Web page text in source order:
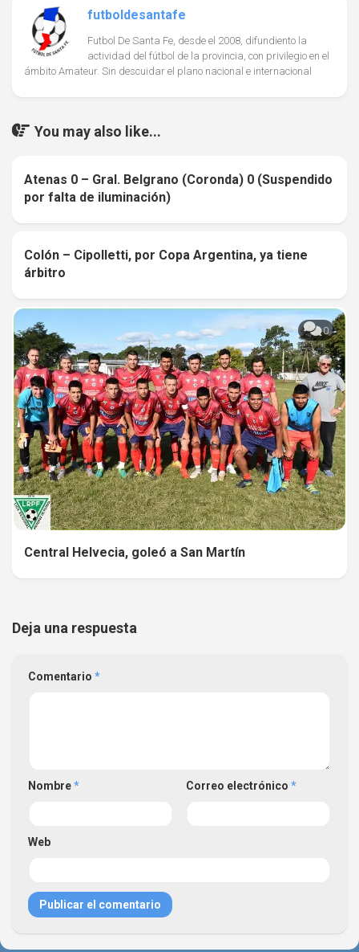
futboldesantafe
Futbol De Santa Fe, desde el 2008, difundiento la
actividad del fútbol de la provincia, con privilegio en el
ámbito Amateur. Sin descuidar el plano nacional e internacional
You may also like...
0
Atenas 0 – Gral. Belgrano (Coronda) 0 (Suspendido
por falta de iluminación)
Colón – Cipolletti, por Copa Argentina, ya tiene
árbitro
0
Central Helvecia, goleó a San Martín
Deja una respuesta
Comentario *
Nombre* Correo electrónico *
Web